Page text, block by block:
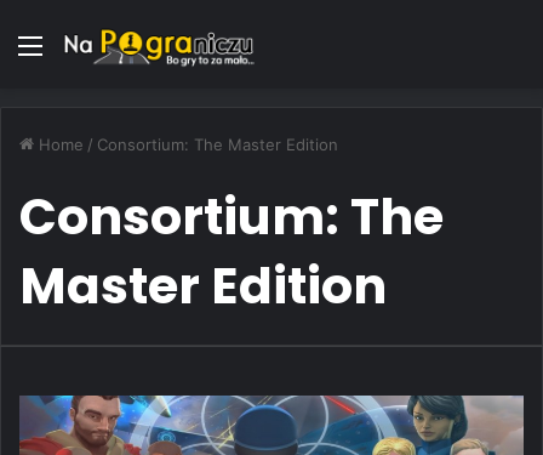
Menu
Home / Consortium: The Master Edition
Consortium: The
Master Edition